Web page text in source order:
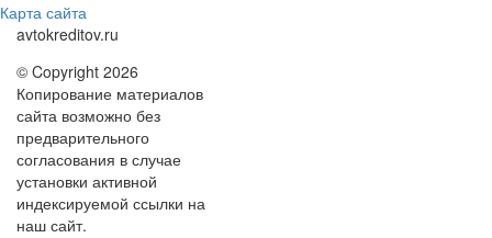
Карта сайта
avtokreditov.ru
© Copyright 2026
Копирование материалов
сайта возможно без
предварительного
согласования в случае
установки активной
индексируемой ссылки на
наш сайт.